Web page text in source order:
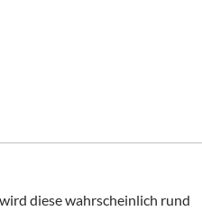
diese wahrscheinlich rund